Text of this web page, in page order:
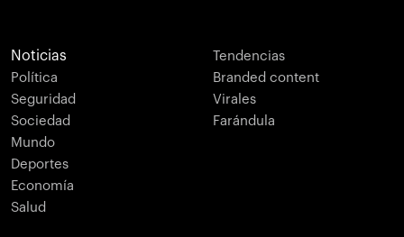
Noticias
Política
Seguridad
Sociedad
Mundo
Deportes
Economía
Salud
Tendencias
Branded content
Virales
Farándula